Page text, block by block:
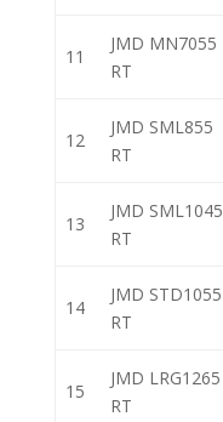
11
JMD MN7055
RT
12
JMD SML855
RT
13
JMD SML1045
RT
14
JMD STD1055
RT
15
JMD LRG1265
RT